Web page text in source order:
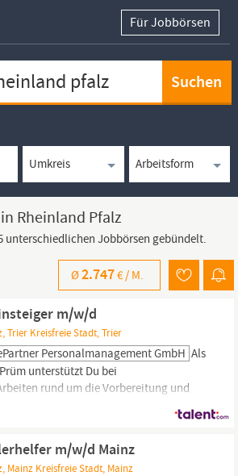
Für Jobbörsen
Rheinland Pfalz
unterschiedlichen Jobbörsen gebündelt.
Ø2.747€ / M.
m/w/d
Trier Kreisfreie Stadt, Trier
Personalmanagement GmbH Als
unterstützt Du bei
rund um die Vorbereitung und
In dieser Rolle bist Du ein
und sorgst dafür, dass Abläufe sauber,
umgesetzt werden. Du hilfst bei der
m/w/d Mainz
Mainz Kreisfreie Stadt, Mainz